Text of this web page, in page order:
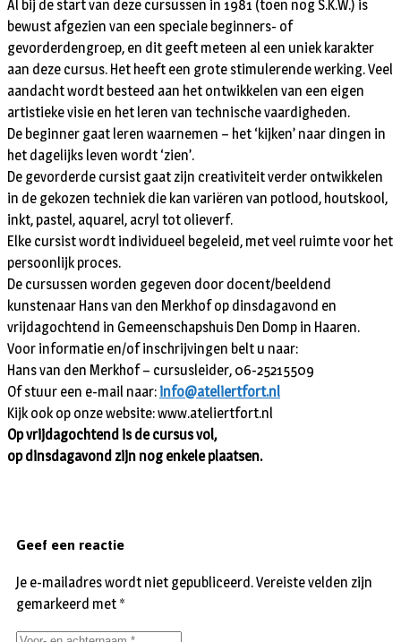
Al bij de start van deze cursussen in 1981 (toen nog S.K.W.) is
bewust afgezien van een speciale beginners- of
gevorderdengroep, en dit geeft meteen al een uniek karakter
aan deze cursus. Het heeft een grote stimulerende werking. Veel
aandacht wordt besteed aan het ontwikkelen van een eigen
artistieke visie en het leren van technische vaardigheden.
De beginner gaat leren waarnemen – het ‘kijken’ naar dingen in
het dagelijks leven wordt ‘zien’.
De gevorderde cursist gaat zijn creativiteit verder ontwikkelen
in de gekozen techniek die kan variëren van potlood, houtskool,
inkt, pastel, aquarel, acryl tot olieverf.
Elke cursist wordt individueel begeleid, met veel ruimte voor het
persoonlijk proces.
De cursussen worden gegeven door docent/beeldend
kunstenaar Hans van den Merkhof op dinsdagavond en
vrijdagochtend in Gemeenschapshuis Den Domp in Haaren.
Voor informatie en/of inschrijvingen belt u naar:
Hans van den Merkhof – cursusleider, 06-25215509
Of stuur een e-mail naar: info@ateliertfort.nl
Kijk ook op onze website: www.ateliertfort.nl
Op vrijdagochtend is de cursus vol,
op dinsdagavond zijn nog enkele plaatsen.
Geef een reactie
Je e-mailadres wordt niet gepubliceerd.Vereiste velden zijn
gemarkeerd met *